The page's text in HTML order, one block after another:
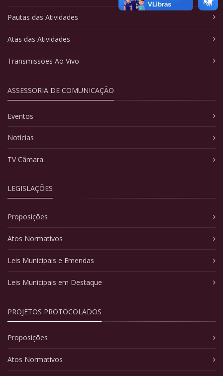
Pautas das Atividades
Atas das Atividades
Transmissões Ao Vivo
ASSESSORIA DE COMUNICAÇÃO
Eventos
Notícias
TV Câmara
LEGISLAÇÕES
Proposições
Atos Normativos
Leis Municipais e Emendas
Leis Municipais em Destaque
PROJETOS PROTOCOLADOS
Proposições
Atos Normativos